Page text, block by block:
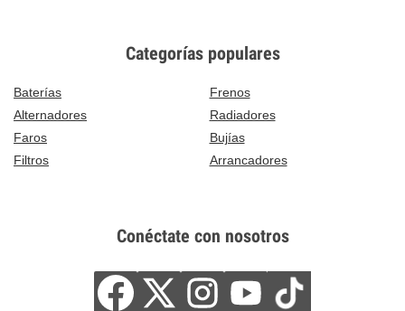
Categorías populares
Baterías
Frenos
Alternadores
Radiadores
Faros
Bujías
Filtros
Arrancadores
Conéctate con nosotros